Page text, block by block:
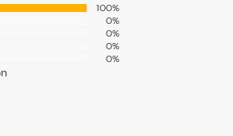
100%
0%
0%
0%
0%